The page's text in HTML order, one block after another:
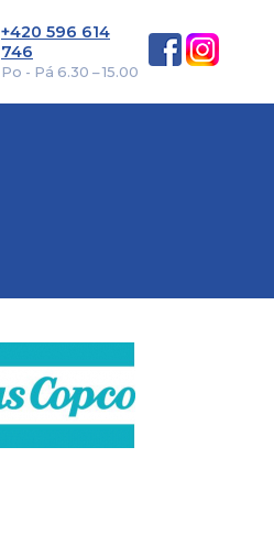
+420 596 614
746
Po - Pá 6.30 – 15.00